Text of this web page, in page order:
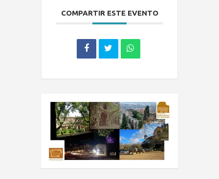
COMPARTIR ESTE EVENTO